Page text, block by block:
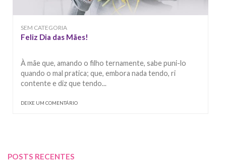
SEM CATEGORIA
Feliz Dia das Mães!
À mãe que, amando o filho ternamente, sabe puni-lo
quando o mal pratica; que, embora nada tendo, ri
contente e diz que tendo...
DEIXE UM COMENTÁRIO
POSTS RECENTES